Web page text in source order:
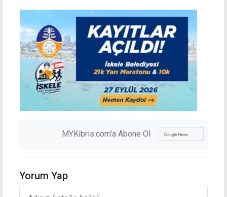
MYKibris.com'a Abone Ol
Yorum Yap